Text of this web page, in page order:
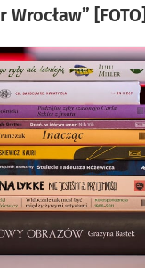
[FOTO]